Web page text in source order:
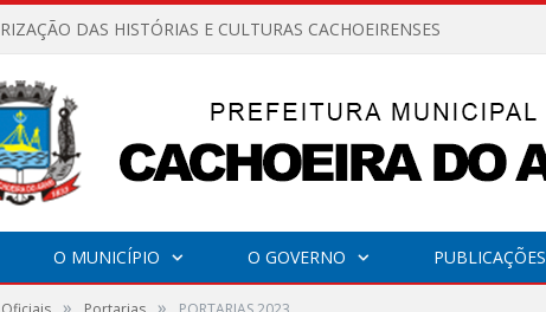
DAS HISTÓRIAS E CULTURAS CACHOEIRENSES
O MUNICÍPIO O GOVERNO PUBLICAÇÕES